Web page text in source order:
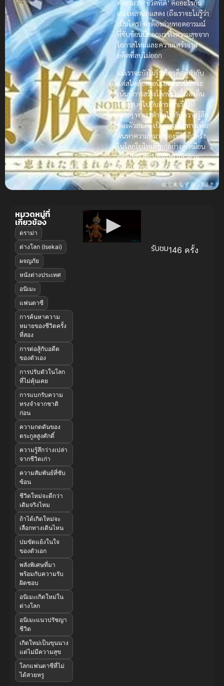
คำถามว่า ‘ชีวิตที่ดี’ คืออะไรกัน
แน่ เหล่านักแสดง (ถึงเราจะไม่รู้ว่า
เป็นใคร) คงต้องถ่ายทอดอารมณ์
ที่ซับซ้อนนี้ออกมา ทั้งความสุขจาก
โอกาสใหม่และความเศร้าจาก
อดีตที่ลบไม่ออก
แม้เราจะยังไม่รู้ว่าใครคือผู้กำกับ
แต่สไตล์ของอนิเมะแนวนี้มักจะ
เน้นที่การสร้างโลกที่น่าตื่นตาตื่น
ใจ ควบคู่ไปกับการเล่าเรื่องที่
ค่อยๆ พาเราดำดิ่งไปกับความรู้สึก
ของตัวละคร เป็นการเดินทางเพื่อ
ค้นหาความหมายของชีวิตอีกครั้ง
ในโลกใบใหม่ที่ทุกอย่างดูเหมือน
จะดีกว่าเดิม แต่จริงๆ แล้วอาจ
เป็นแค่ภาพลวงตาก็ได้
รับชม146 ครั้ง
หมวดหมู่ที่
เกี่ยวข้อง
ดราม่า
ต่างโลก (Isekai)
ผจญภัย
หนังต่างประเทศ
อนิเมะ
แฟนตาซี
การค้นหาความ
หมายของชีวิตครั้ง
ที่สอง
การต่อสู้กับอดีต
ของตัวเอง
การปรับตัวในโลก
ที่ไม่คุ้นเคย
การแบกรับความ
ทรงจำจากชาติ
ก่อน
ความกดดันของ
ตระกูลสูงศักดิ์
ความรู้สึกว่างเปล่า
จากชีวิตเก่า
ความสัมพันธ์ที่ซับ
ซ้อน
ชีวิตใหม่จะดีกว่า
เดิมจริงไหม
ถ้าได้เกิดใหม่จะ
เลือกทางเดินไหน
ปมขัดแย้งในใจ
ของตัวเอก
พลังพิเศษที่มา
พร้อมกับความรับ
ผิดชอบ
อนิเมะเกิดใหม่ใน
ต่างโลก
อนิเมะแนวปรัชญา
ชีวิต
เกิดใหม่เป็นขุนนาง
แต่ไม่มีความสุข
โลกแฟนตาซีที่ไม่
ได้สวยหรู